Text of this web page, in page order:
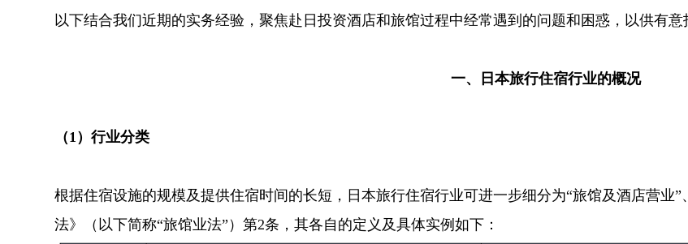
以下结合我们近期的实务经验，聚焦赴日投资酒店和旅馆过程中经常遇到的问题和困惑，以供有意
一、日本旅行住宿行业的概况
（1）行业分类
根据住宿设施的规模及提供住宿时间的长短，日本旅行住宿行业可进一步细分为“旅馆及酒店营业
法》（以下简称“旅馆业法”）第2条，其各自的定义及具体实例如下：